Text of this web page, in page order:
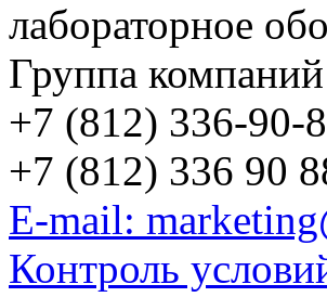
лабораторное
Группа
+7 (812) 336-90-
+7 (812) 336 90
E-mail:
Контроль